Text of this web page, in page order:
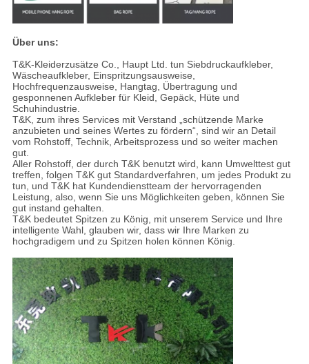
Über uns:
T&K-Kleiderzusätze Co., Haupt Ltd. tun Siebdruckaufkleber,
Wäscheaufkleber, Einspritzungsausweise,
Hochfrequenzausweise, Hangtag, Übertragung und
gesponnenen Aufkleber für Kleid, Gepäck, Hüte und
Schuhindustrie.
T&K, zum ihres Services mit Verstand „schützende Marke
anzubieten und seines Wertes zu fördern“, sind wir an Detail
vom Rohstoff, Technik, Arbeitsprozess und so weiter machen
gut.
Aller Rohstoff, der durch T&K benutzt wird, kann Umwelttest gut
treffen, folgen T&K gut Standardverfahren, um jedes Produkt zu
tun, und T&K hat Kundendienstteam der hervorragenden
Leistung, also, wenn Sie uns Möglichkeiten geben, können Sie
gut instand gehalten.
T&K bedeutet Spitzen zu König, mit unserem Service und Ihre
intelligente Wahl, glauben wir, dass wir Ihre Marken zu
hochgradigem und zu Spitzen holen können König.